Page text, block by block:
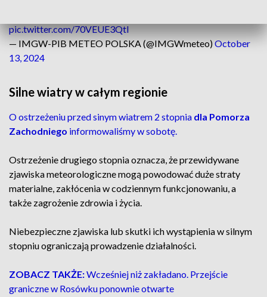
pic.twitter.com/70VEUE3QtI
— IMGW-PIB METEO POLSKA (@IMGWmeteo)October
13, 2024
Silne wiatry w całym regionie
O ostrzeżeniu przed sinym wiatrem 2 stopnia dla Pomorza
Zachodniego informowaliśmy w sobotę.
Ostrzeżenie drugiego stopnia oznacza, że przewidywane
zjawiska meteorologiczne mogą powodować duże straty
materialne, zakłócenia w codziennym funkcjonowaniu, a
także zagrożenie zdrowia i życia.
Niebezpieczne zjawiska lub skutki ich wystąpienia w silnym
stopniu ograniczają prowadzenie działalności.
ZOBACZ TAKŻE:Wcześniej niż zakładano. Przejście
graniczne w Rosówku ponownie otwarte